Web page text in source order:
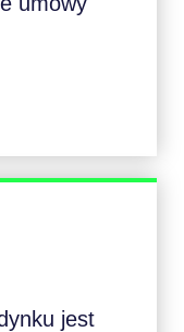
jest